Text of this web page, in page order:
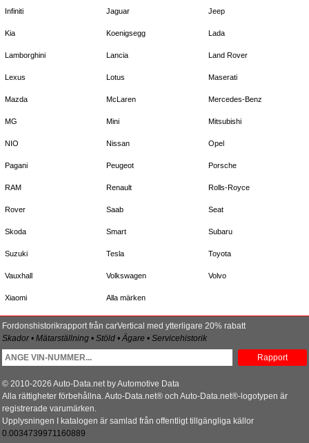
Infiniti Jaguar Jeep
Kia Koenigsegg Lada
Lamborghini Lancia Land Rover
Lexus Lotus Maserati
Mazda McLaren Mercedes-Benz
MG Mini Mitsubishi
NIO Nissan Opel
Pagani Peugeot Porsche
RAM Renault Rolls-Royce
Rover Saab Seat
Skoda Smart Subaru
Suzuki Tesla Toyota
Vauxhall Volkswagen Volvo
Xiaomi Alla märken
Fordonshistorikrapport från carVertical med ytterligare 20% rabatt
Skador • Mätarställning • Stöld • Ägare • Servicehistorik
Rapport
© 2010-2026 Auto-Data.net by Automotive Data
Alla rättigheter förbehållna. Auto-Data.net® och Auto-Data.net®-logotypen är
registrerade varumärken.
Upplysningen I katalogen är samlad från offentligt tillgängliga källor
0.0034739971160889